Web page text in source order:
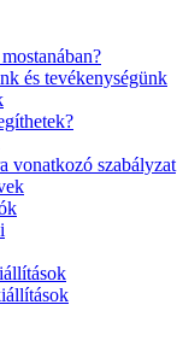
és tevékenységünk
vonatkozó szabályzat